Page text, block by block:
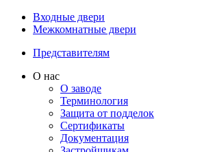
Входные двери
Межкомнатные двери
Представителям
О нас
О заводе
Терминология
Защита от подделок
Сертификаты
Документация